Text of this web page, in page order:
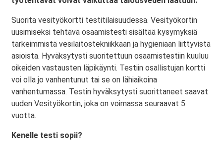
Suorita vesityökortti testitilaisuudessa. Vesityökortin
uusimiseksi tehtävä osaamistesti sisältää kysymyksiä
tärkeimmistä vesilaitostekniikkaan ja hygieniaan liittyvistä
asioista. Hyväksytysti suoritettuun osaamistestiin kuuluu
oikeiden vastausten läpikäynti. Testiin osallistujan kortti
voi olla jo vanhentunut tai se on lähiaikoina
vanhentumassa. Testin hyväksytysti suorittaneet saavat
uuden Vesityökortin, joka on voimassa seuraavat 5
vuotta.
Kenelle testi sopii?